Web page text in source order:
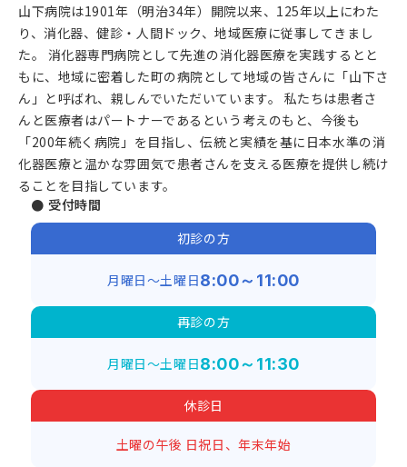
山下病院は1901年（明治34年）開院以来、125年以上にわた
り、消化器、健診・人間ドック、地域医療に従事してきまし
た。 消化器専門病院として先進の消化器医療を実践するとと
もに、地域に密着した町の病院として地域の皆さんに「山下さ
ん」と呼ばれ、親しんでいただいています。 私たちは患者さ
んと医療者はパートナーであるという考えのもと、今後も
「200年続く病院」を目指し、伝統と実績を基に日本水準の消
化器医療と温かな雰囲気で患者さんを支える医療を提供し続け
ることを目指しています。
● 受付時間
初診の方
月曜日～土曜日8:00～11:00
再診の方
月曜日～土曜日8:00～11:30
休診日
土曜の午後 日祝日、年末年始